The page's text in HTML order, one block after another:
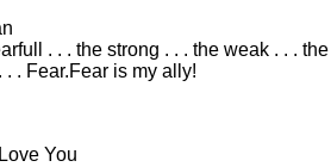
. . . the strong . . . the weak . . . the
. . Fear.Fear is my ally!
You